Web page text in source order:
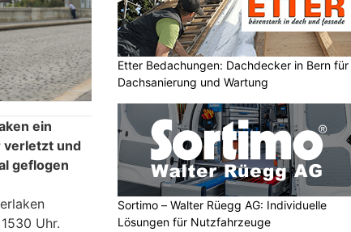
ein
verletzt und
geflogen
Uhr.
Etter Bedachungen: Dachdecker in Bern für
Dachsanierung und Wartung
Sortimo – Walter Rüegg AG: Individuelle
Lösungen für Nutzfahrzeuge